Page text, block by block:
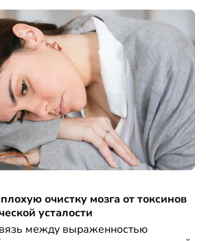
очистку мозга от токсинов
усталости
между выраженностью